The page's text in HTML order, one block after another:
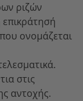
ριζών
ονομάζεται
στις
αντοχής.